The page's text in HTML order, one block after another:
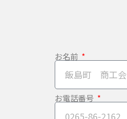
お名前
お電話番号